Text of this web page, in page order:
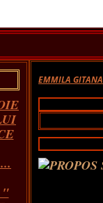
"
EMMILA GITANA